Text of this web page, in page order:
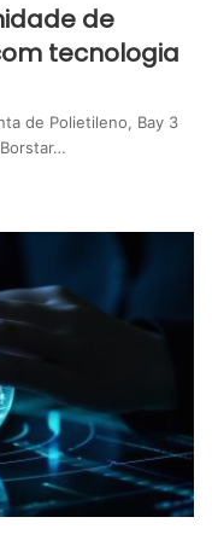
de
tecnologia
de Polietileno, Bay 3